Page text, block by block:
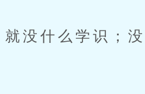
没什么学识；没